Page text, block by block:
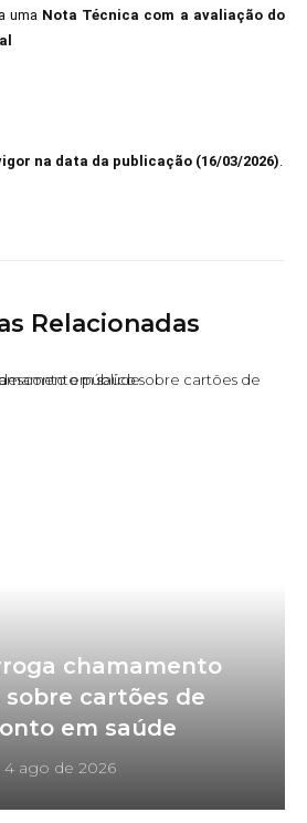
uma Nota Técnica com a avaliação do
na data da publicação (16/03/2026)
Relacionadas
chamamento
sobre cartões de
em saúde
4 ago de 2026